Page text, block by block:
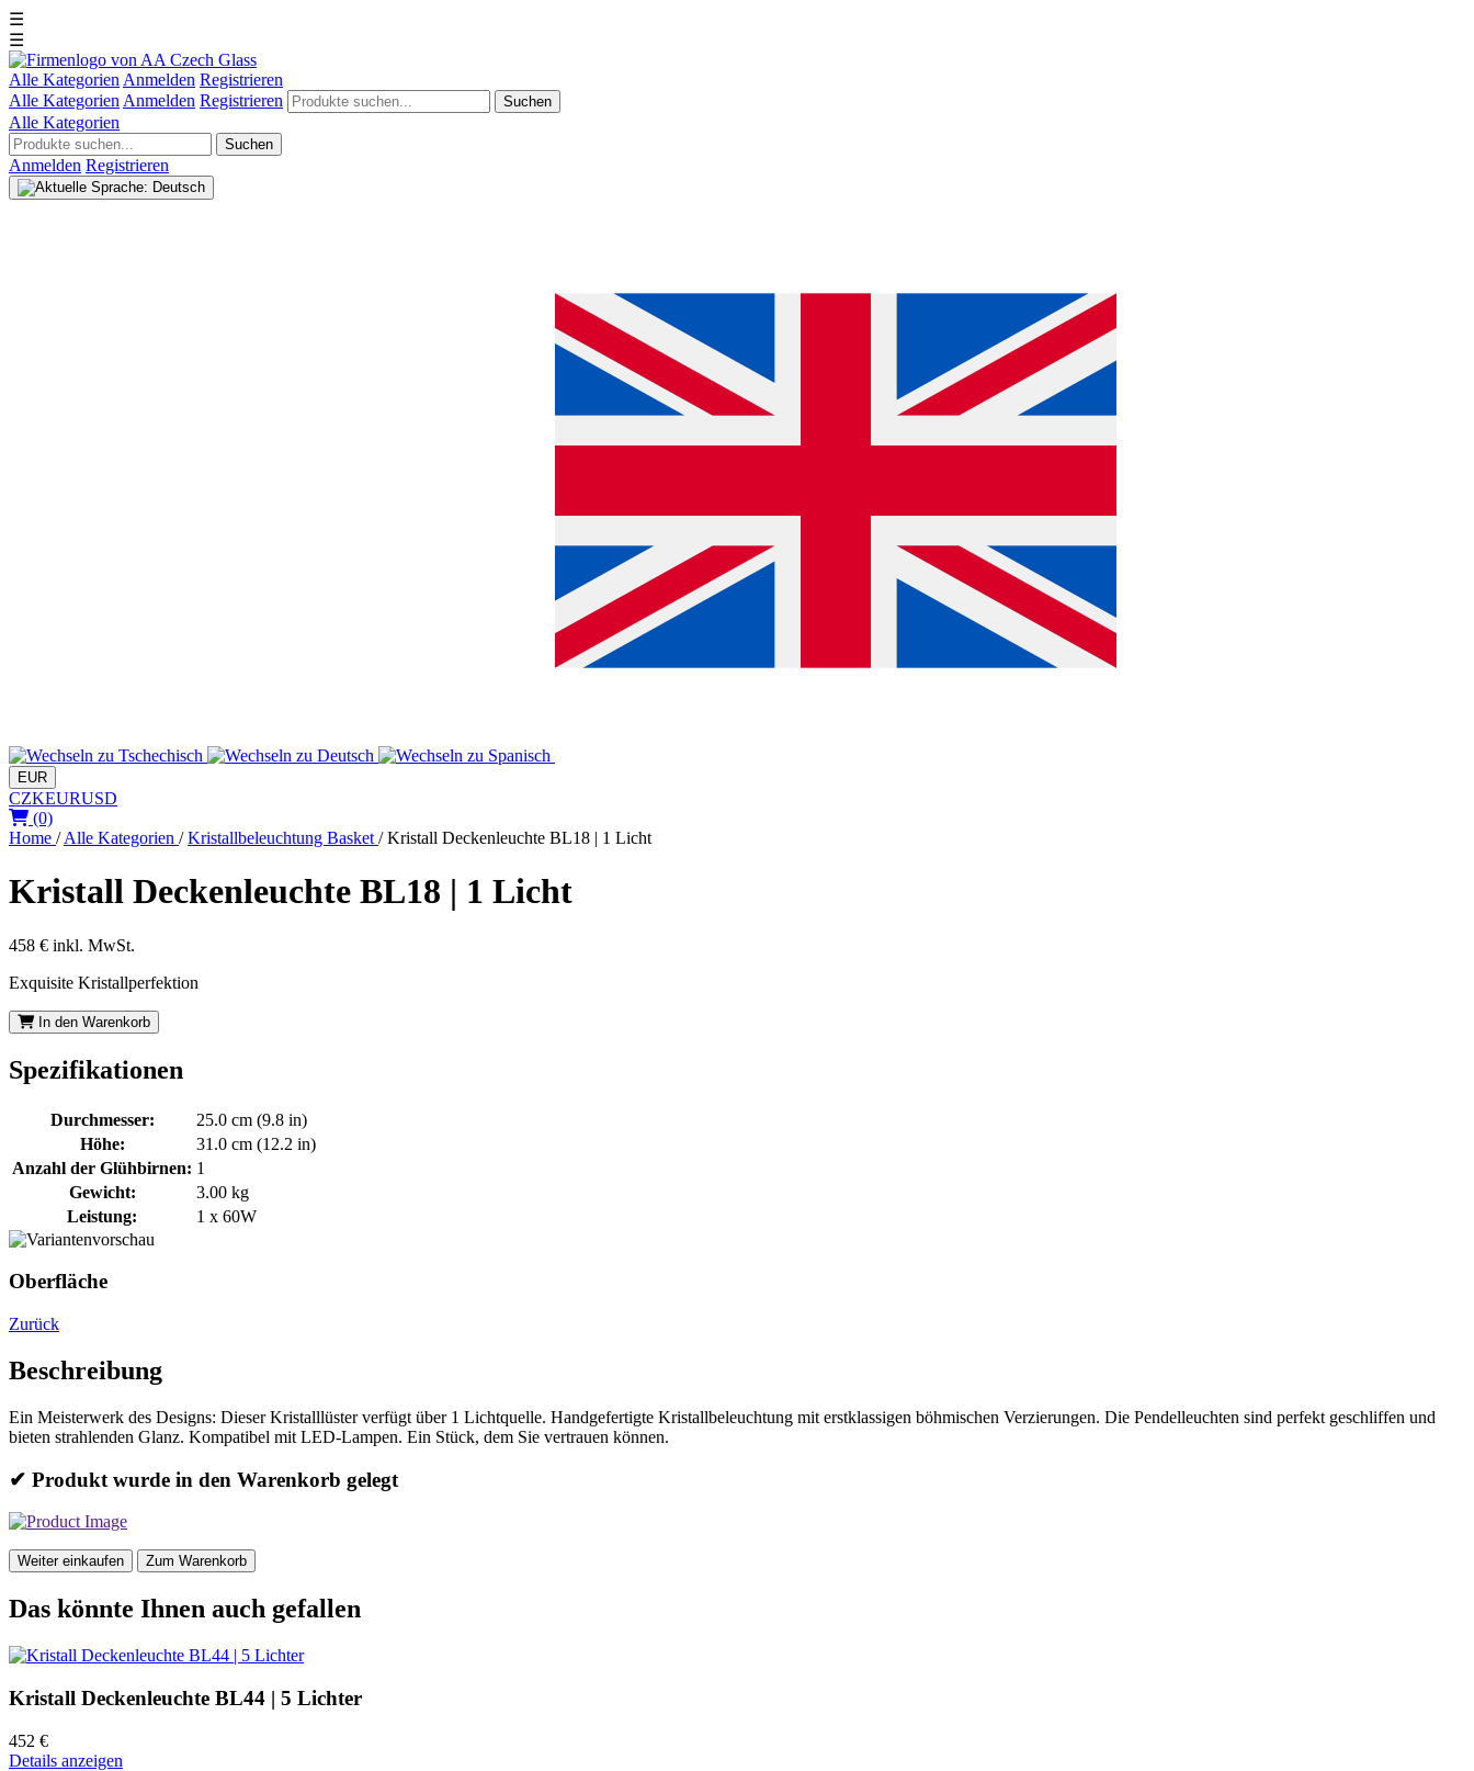
☰
☰
Alle Kategorien Anmelden Registrieren
Alle Kategorien Anmelden Registrieren Suchen
Alle Kategorien
Suchen
Anmelden Registrieren
EUR
CZKEURUSD
(0)
Home / Alle Kategorien / Kristallbeleuchtung Basket / Kristall Deckenleuchte BL18 | 1 Licht
Kristall Deckenleuchte BL18 | 1 Licht
458 € inkl. MwSt.
Exquisite Kristallperfektion
In den Warenkorb
Spezifikationen
Durchmesser:
25.0 cm (9.8 in)
Höhe:
31.0 cm (12.2 in)
Anzahl der Glühbirnen: 1
Gewicht:
3.00 kg
Leistung:
1 x 60W
Oberfläche
Zurück
Beschreibung
Ein Meisterwerk des Designs: Dieser Kristalllüster verfügt über 1 Lichtquelle. Handgefertigte Kristallbeleuchtung mit erstklassigen böhmischen Verzierungen. Die Pendelleuchten sind perfekt geschliffen und
bieten strahlenden Glanz. Kompatibel mit LED-Lampen. Ein Stück, dem Sie vertrauen können.
✔ Produkt wurde in den Warenkorb gelegt
Weiter einkaufen Zum Warenkorb
Das könnte Ihnen auch gefallen
Kristall Deckenleuchte BL44 | 5 Lichter
452 €
Details anzeigen